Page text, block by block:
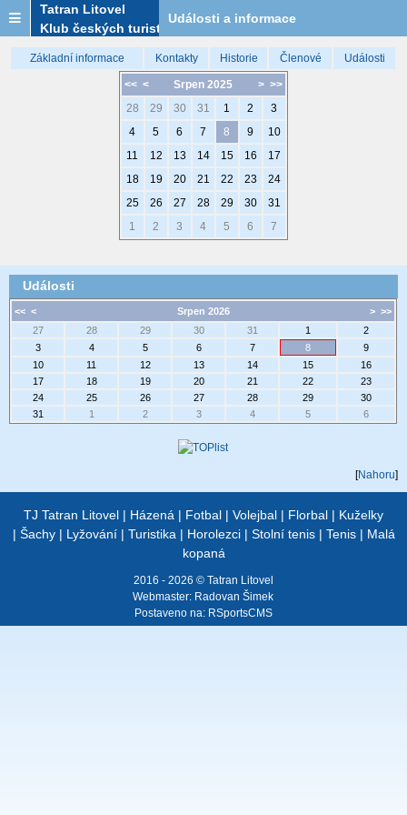
Tatran Litovel
Klub českých turistů
Události a informace
Základní informace Kontakty Historie Členové Události
<< < > >>
Srpen 2025
28
29 30 31 1 2
3
4
5 6 7 8 9
10
11
12 13 14 15 16
17
18
19 20 21 22 23
24
25
26 27 28 29 30
31
1
2 3 4 5 6 7
Události
<< < > >>
Srpen 2026
27
28 29 30 31 1
2
3
4 5 6 7 8
9
10
11 12 13 14 15
16
17
18 19 20 21 22
23
24
25 26 27 28 29
30
31
1 2 3 4 5 6
[Nahoru]
TJ Tatran Litovel | Házená | Fotbal | Volejbal | Florbal | Kuželky
| Šachy| Lyžování| Turistika | Horolezci| Stolní tenis| Tenis| Malá
kopaná
2016 - 2026 © Tatran Litovel
Webmaster: Radovan Šimek
Postaveno na: RSportsCMS